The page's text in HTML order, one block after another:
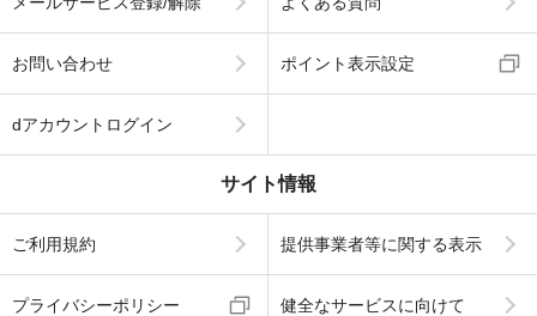
お問い合わせ ポイント表示設定
dアカウントログイン
サイト情報
ご利用規約 提供事業者等に関する表示
プライバシーポリシー 健全なサービスに向けて